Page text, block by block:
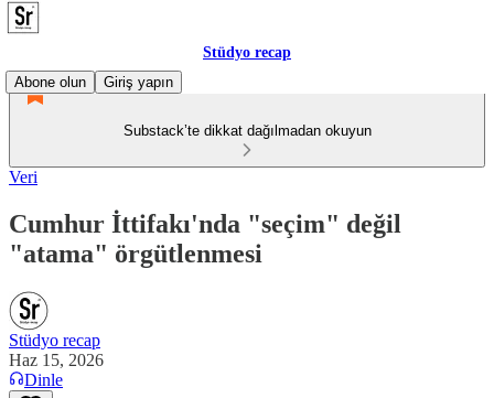
Stüdyo recap
Abone olun
Giriş yapın
Substack’te dikkat dağılmadan okuyun
Veri
Cumhur İttifakı'nda "seçim" değil
"atama" örgütlenmesi
Stüdyo recap
Haz 15, 2026
Dinle